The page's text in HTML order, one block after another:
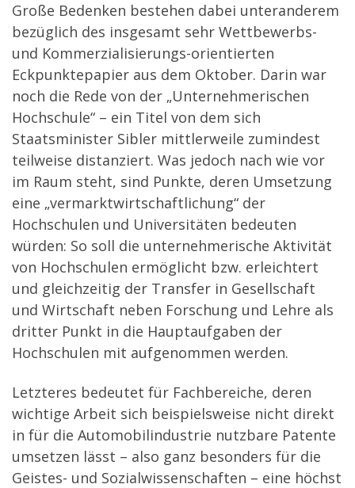
Große Bedenken bestehen dabei unteranderem
bezüglich des insgesamt sehr Wettbewerbs-
und Kommerzialisierungs-orientierten
Eckpunktepapier aus dem Oktober. Darin war
noch die Rede von der „Unternehmerischen
Hochschule“ – ein Titel von dem sich
Staatsminister Sibler mittlerweile zumindest
teilweise distanziert. Was jedoch nach wie vor
im Raum steht, sind Punkte, deren Umsetzung
eine „vermarktwirtschaftlichung“ der
Hochschulen und Universitäten bedeuten
würden: So soll die unternehmerische Aktivität
von Hochschulen ermöglicht bzw. erleichtert
und gleichzeitig der Transfer in Gesellschaft
und Wirtschaft neben Forschung und Lehre als
dritter Punkt in die Hauptaufgaben der
Hochschulen mit aufgenommen werden.
Letzteres bedeutet für Fachbereiche, deren
wichtige Arbeit sich beispielsweise nicht direkt
in für die Automobilindustrie nutzbare Patente
umsetzen lässt – also ganz besonders für die
Geistes- und Sozialwissenschaften – eine höchst